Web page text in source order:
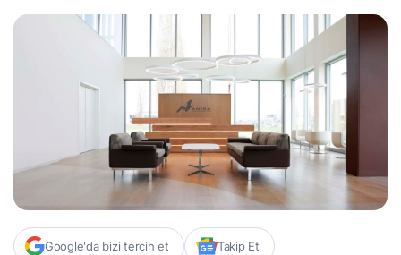
Google'da bizi tercih et Takip Et